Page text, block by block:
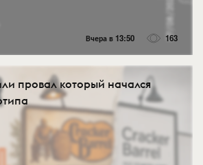
Вчера в 13:50 163
провал который начался